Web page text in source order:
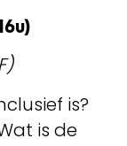
is?
is de